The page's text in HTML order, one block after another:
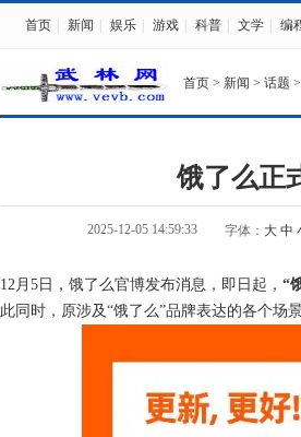
首页 新闻 娱乐 游戏 科普 文学 编
首页 > 新闻 > 话题
饿了么正
2025-12-05 14:59:33 字体： 大 中
12月5日，饿了么官博发布消息，即日起， “
此同时，原涉及“饿了么”品牌表达的各个场